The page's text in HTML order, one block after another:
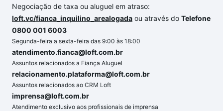
Negociação de taxa ou aluguel em atraso:
loft.vc/fianca_inquilino_arealogada ou através do Telefone
0800 001 6003
Segunda-feira a sexta-feira das 9:00 às 18:00
atendimento.fianca@loft.com.br
Assuntos relacionados a Fiança Aluguel
relacionamento.plataforma@loft.com.br
Assuntos relacionados ao CRM Loft
imprensa@loft.com.br
Atendimento exclusivo aos profissionais de imprensa